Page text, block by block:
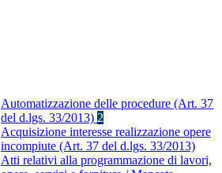
Automatizzazione delle procedure (Art. 37
del d.lgs. 33/2013) 2
Acquisizione interesse realizzazione opere
incompiute (Art. 37 del d.lgs. 33/2013)
Atti relativi alla programmazione di lavori,